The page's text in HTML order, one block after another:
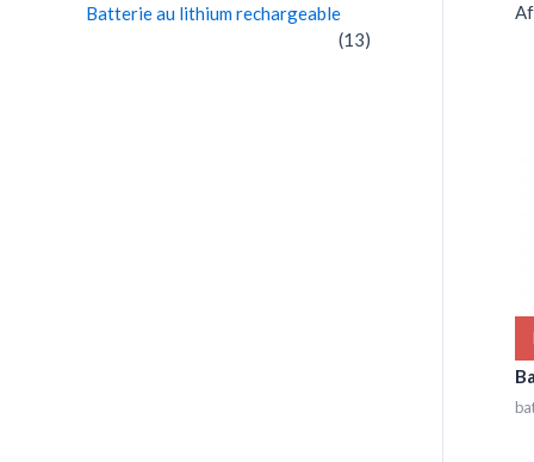
Batterie au lithium rechargeable
(13)